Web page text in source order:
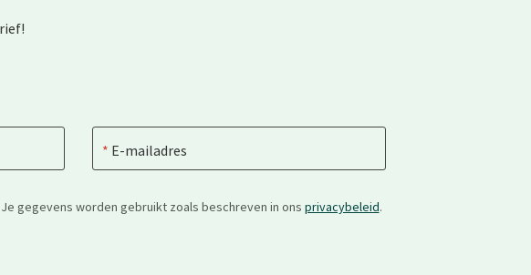
E-mailadres
gegevens worden gebruikt zoals beschreven in ons privacybeleid.